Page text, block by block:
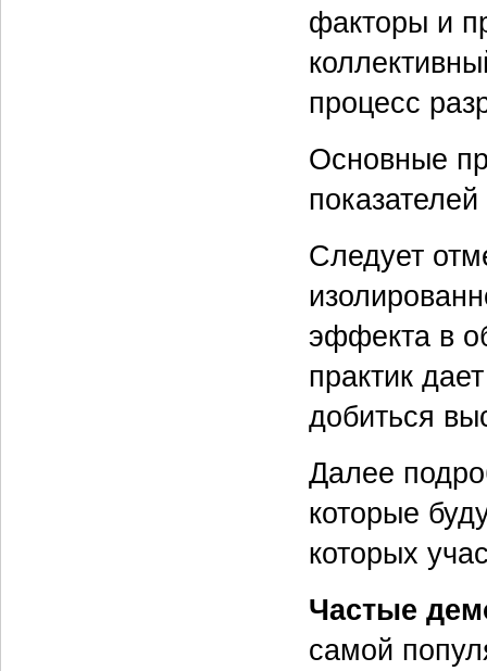
факторы и
процесс
Основные
Следует
эффекта в
практик
добиться
Далее
которые
которых
Частые
самой